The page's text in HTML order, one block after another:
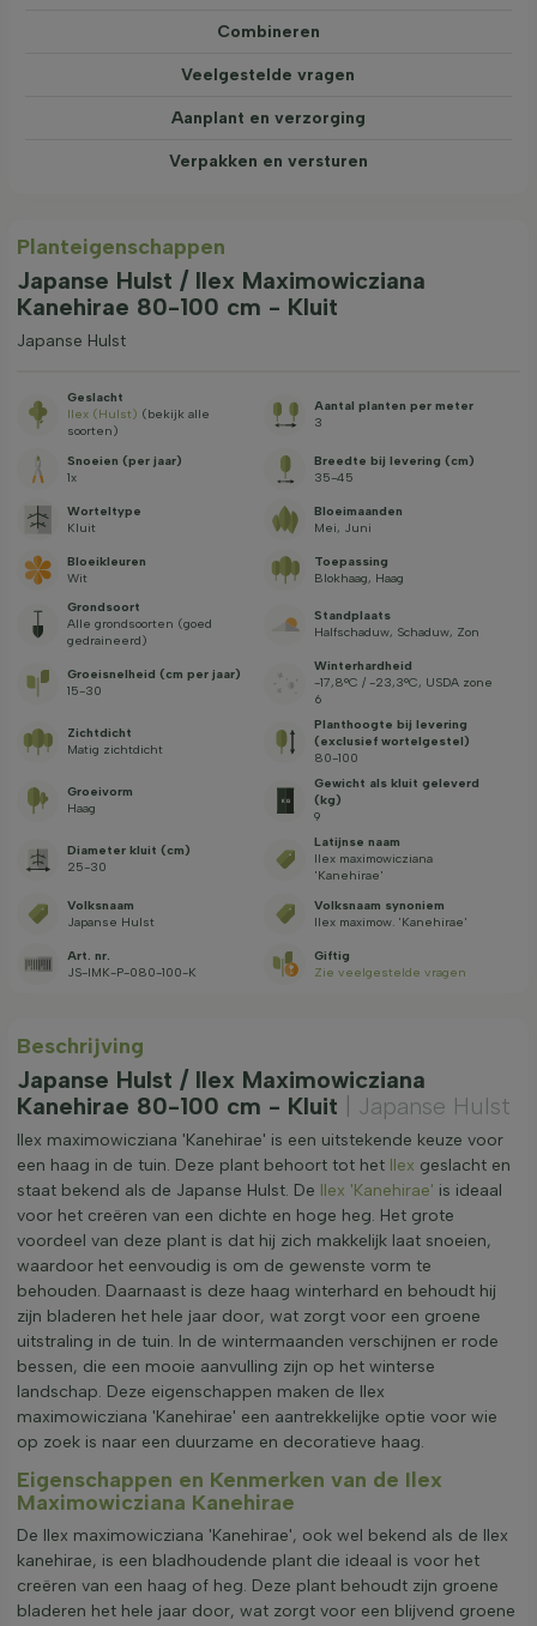
Combineren
Veelgestelde vragen
Aanplant en verzorging
Verpakken en versturen
Planteigenschappen
Japanse Hulst / Ilex Maximowicziana
Kanehirae 80-100 cm - Kluit
Japanse Hulst
Geslacht
Ilex (Hulst) (bekijk alle
soorten)
Aantal planten per meter
3
Snoeien (per jaar)
1x
Breedte bij levering (cm)
35-45
Worteltype
Kluit
Bloeimaanden
Mei, Juni
Bloeikleuren
Wit
Toepassing
Blokhaag, Haag
Grondsoort
Alle grondsoorten (goed
gedraineerd)
Standplaats
Halfschaduw, Schaduw, Zon
Groeisnelheid (cm per jaar)
15-30
Winterhardheid
-17,8°C / -23,3°C, USDA zone
6
Zichtdicht
Matig zichtdicht
Planthoogte bij levering
(exclusief wortelgestel)
80-100
Groeivorm
Haag
Gewicht als kluit geleverd
(kg)
9
Diameter kluit (cm)
25-30
Latijnse naam
Ilex maximowicziana
'Kanehirae'
Volksnaam
Japanse Hulst
Volksnaam synoniem
Ilex maximow. 'Kanehirae'
Art. nr.
JS-IMK-P-080-100-K
Giftig
Zie veelgestelde vragen
Beschrijving
Japanse Hulst / Ilex Maximowicziana
Kanehirae 80-100 cm - Kluit
| Japanse Hulst
Ilex maximowicziana 'Kanehirae' is een uitstekende keuze voor
een haag in de tuin. Deze plant behoort tot het Ilex geslacht en
staat bekend als de Japanse Hulst. De Ilex 'Kanehirae' is ideaal
voor het creëren van een dichte en hoge heg. Het grote
voordeel van deze plant is dat hij zich makkelijk laat snoeien,
waardoor het eenvoudig is om de gewenste vorm te
behouden. Daarnaast is deze haag winterhard en behoudt hij
zijn bladeren het hele jaar door, wat zorgt voor een groene
uitstraling in de tuin. In de wintermaanden verschijnen er rode
bessen, die een mooie aanvulling zijn op het winterse
landschap. Deze eigenschappen maken de Ilex
maximowicziana 'Kanehirae' een aantrekkelijke optie voor wie
op zoek is naar een duurzame en decoratieve haag.
Eigenschappen en Kenmerken van de Ilex
Maximowicziana Kanehirae
De Ilex maximowicziana 'Kanehirae', ook wel bekend als de Ilex
kanehirae, is een bladhoudende plant die ideaal is voor het
creëren van een haag of heg. Deze plant behoudt zijn groene
bladeren het hele jaar door, wat zorgt voor een blijvend groene